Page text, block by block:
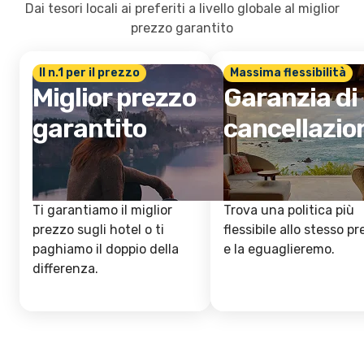
Dai tesori locali ai preferiti a livello globale al miglior
prezzo garantito
Il n.1 per il prezzo
Miglior prezzo
garantito
Ti garantiamo il miglior
prezzo sugli hotel o ti
paghiamo il doppio della
differenza.
Massima flessibilità
Garanzia di
Trova una politica più
flessibile allo stesso
e la eguaglieremo.